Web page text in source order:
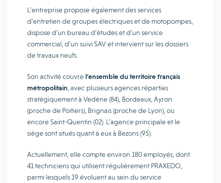
L’entreprise propose également des services
d’entretien de groupes électriques et de motopompes,
dispose d’un bureau d’études et d’un service
commercial, d’un suivi SAV et intervient sur les dossiers
de travaux neufs.
Son activité couvrel’ensemble du territoire français
métropolitain , avec plusieurs agences réparties
stratégiquement à Vedène (84), Bordeaux, Ayron
(proche de Poitiers), Brignais (proche de Lyon), ou
encore Saint-Quentin (02). L’agence principale et le
siège sont situés quant à eux à Bezons (95).
Actuellement, elle compte environ 180 employés, dont
41 techniciens qui utilisent régulièrement PRAXEDO,
parmi lesquels 19 évoluent au sein du service